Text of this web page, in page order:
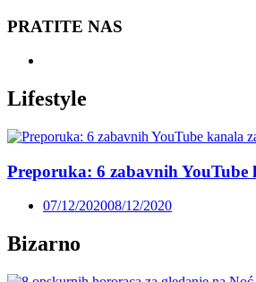
PRATITE NAS
Lifestyle
Preporuka: 6 zabavnih YouTube
07/12/202008/12/2020
Bizarno